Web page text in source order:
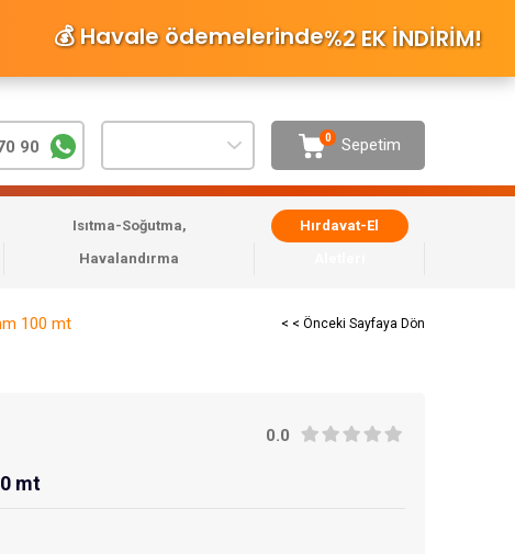
💰 Havale ödemelerinde%2 EK İNDİRİM!
Sepetim
0
90
Isıtma-Soğutma,
Havalandırma
Hırdavat-El
100 mt < < Önceki Sayfaya Dön
0.0
mt